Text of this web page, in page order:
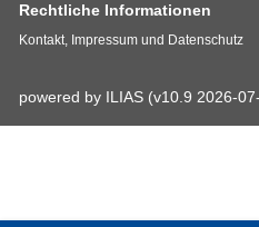
Rechtliche Informationen
Kontakt, Impressum und Datenschutz
powered by ILIAS (v10.9 2026-